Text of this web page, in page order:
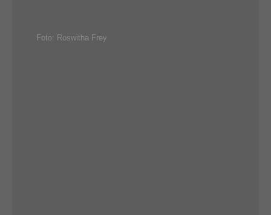
Foto: Roswitha Frey